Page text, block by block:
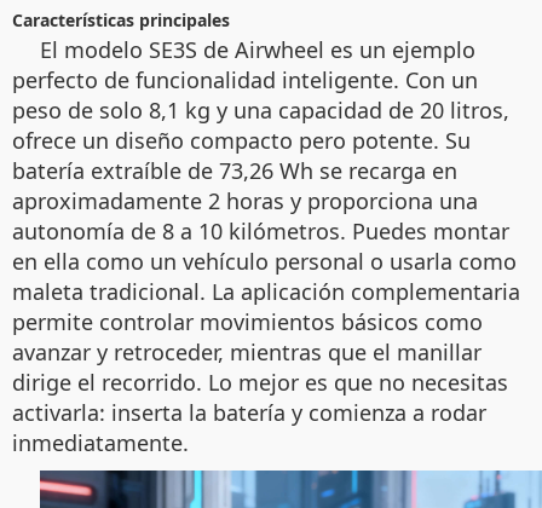
Características principales
El modelo SE3S de Airwheel es un ejemplo
perfecto de funcionalidad inteligente. Con un
peso de solo 8,1 kg y una capacidad de 20 litros,
ofrece un diseño compacto pero potente. Su
batería extraíble de 73,26 Wh se recarga en
aproximadamente 2 horas y proporciona una
autonomía de 8 a 10 kilómetros. Puedes montar
en ella como un vehículo personal o usarla como
maleta tradicional. La aplicación complementaria
permite controlar movimientos básicos como
avanzar y retroceder, mientras que el manillar
dirige el recorrido. Lo mejor es que no necesitas
activarla: inserta la batería y comienza a rodar
inmediatamente.